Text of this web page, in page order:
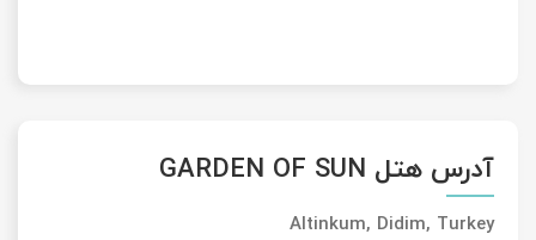
آدرس هتل GARDEN OF SUN
Altinkum, Didim, Turkey